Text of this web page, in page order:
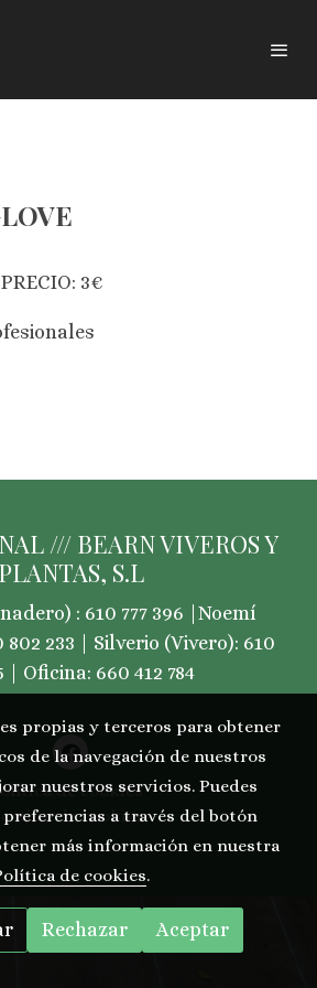
3€
/// BEARN VIVEROS Y
PLANTAS, S.L
: 610 777 396 |Noemí
233 | Silverio (Vivero): 610
| Oficina: 660 412 784
de cookies
de cookies
propias y terceros para obtener
de la navegación de nuestros
nuestros servicios. Puedes
a través del botón
más información en nuestra
de cookies.
Rechazar Aceptar